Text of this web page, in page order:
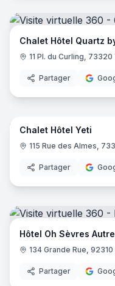
Chalet Hôtel Quartz
11 Pl. du Curling,
Partager
Chalet Hôtel Yeti
115 Rue des Almes,
Partager
Hôtel Oh Sèvres
134 Grande Rue,
Partager